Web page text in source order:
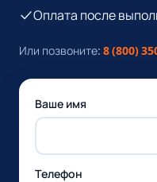
Оплата после
Или позвоните: 8 (800)
Ваше имя
Телефон